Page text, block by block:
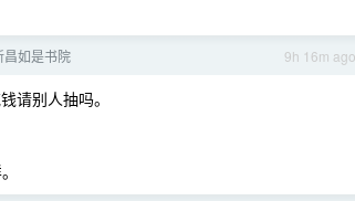
9h 16m ago
昌如是书院
请别人抽吗。